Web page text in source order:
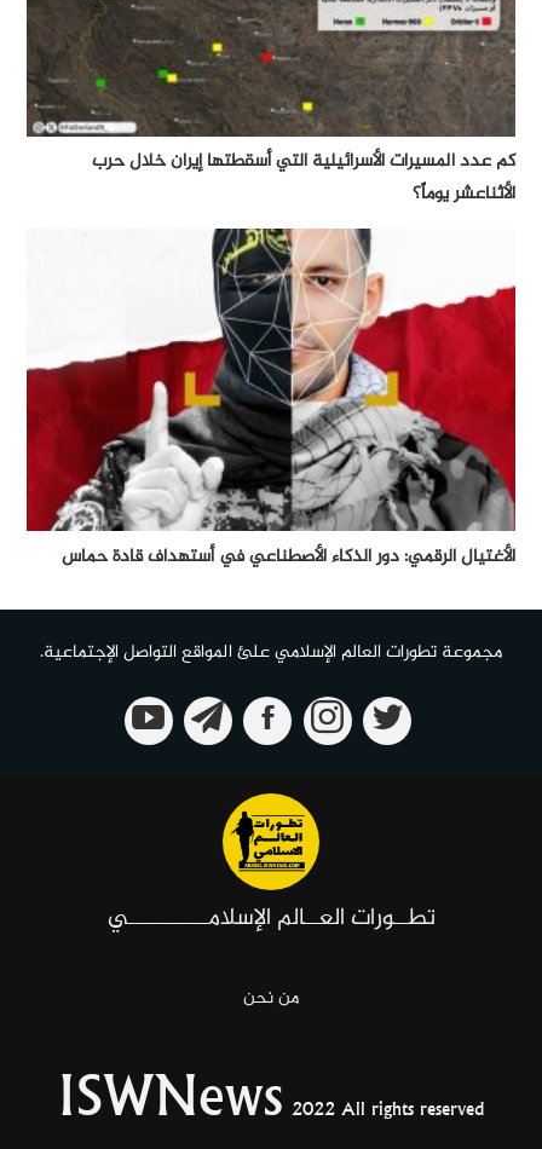
كم عدد المسيرات الأسرائيلية التي أسقطتها إيران خلال حرب
الأثناعشر يوماً؟
الأغتيال الرقمي: دور الذكاء الأصطناعي في أستهداف قادة حماس
مجموعة تطورات العالم الإسلامي علئ المواقع التواصل الإجتماعية.
تطــورات العــالم الإسلامـــــــــــي
من نحن
ISWNews 2022 All rights reserved